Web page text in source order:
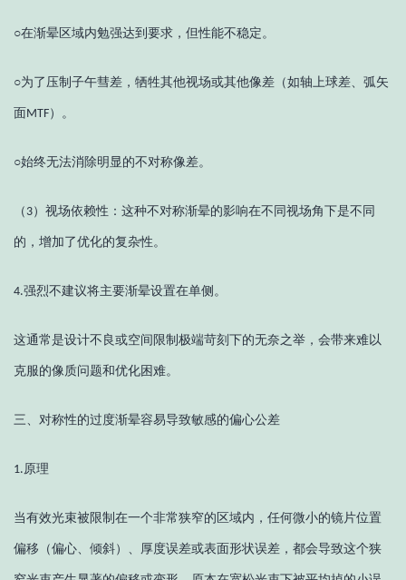
○在渐晕区域内勉强达到要求，但性能不稳定。
○为了压制子午彗差，牺牲其他视场或其他像差（如轴上球差、弧矢
面 MTF）。
○始终无法消除明显的不对称像差。
（ 3） 视场依赖性：这种不对称渐晕的影响在不同视场角下是不同
的，增加了优化的复杂性。
4.强烈不建议将主要渐晕设置在单侧。
这通常是设计不良或空间限制极端苛刻下的无奈之举，会带来难以
克服的像质问题和优化困难。
三、 对称性的过度渐晕容易导致敏感的偏心公差
1. 原理
当有效光束被限制在一个非常狭窄的区域内，任何微小的镜片位置
偏移（偏心、倾斜）、厚度误差或表面形状误差，都会导致这个狭